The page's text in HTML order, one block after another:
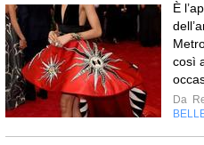
È
così
Da